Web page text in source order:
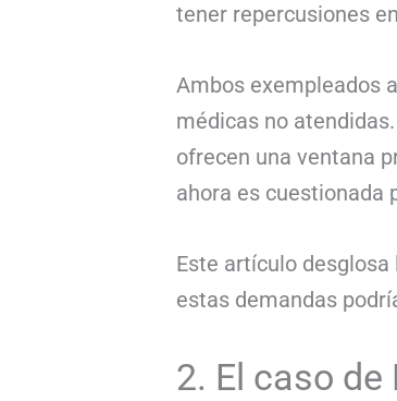
tener repercusiones
Ambos exempleados
médicas no
ofrecen una ventana
ahora es cuestionada
Este artículo
estas demandas
2. El caso